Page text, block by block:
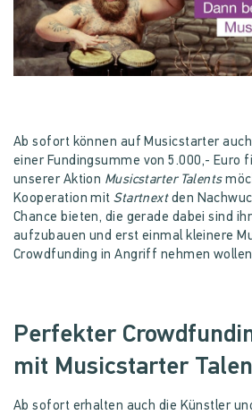
Ab sofort können auf Musicstarter
einer Fundingsumme von 5.000,- Euro
unserer Aktion Musicstarter Talents
Kooperation mitStartnextden
Chance bieten, die gerade dabei sind
aufzubauen und erst einmal kleinere
Crowdfunding in Angriff nehmen
Perfekter
mit Musicstarter
Ab sofort erhalten auch die Künstler